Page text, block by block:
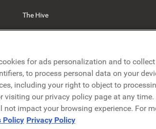
The Hive
Política de privacidad
for ads personalization and to
to process personal data on your
including your right to object to
visiting our privacy policy page at any time.
impact your browsing experience. For
Policy Privacy Policy